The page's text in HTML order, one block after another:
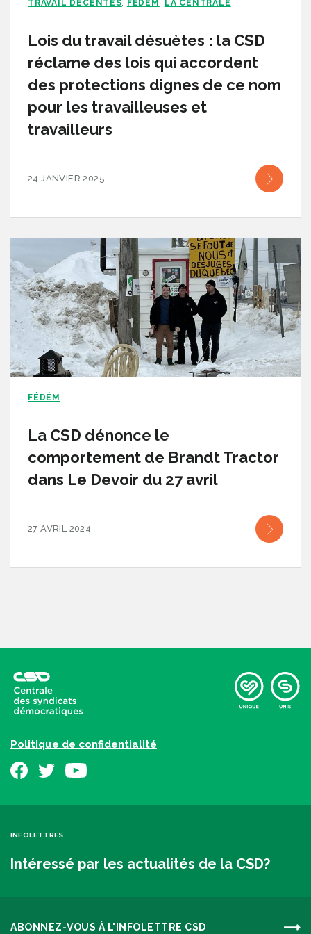
TRAVAIL DÉCENTES
FÉDÉM LA CENTRALE
Lois du travail désuètes : la CSD
réclame des lois qui accordent
des protections dignes de ce nom
pour les travailleuses et
travailleurs
24 JANVIER 2025
FÉDÉM
La CSD dénonce le
comportement de Brandt Tractor
dans Le Devoir du 27 avril
27 AVRIL 2024
Politique de confidentialité
INFOLETTRES
Intéressé par les actualités de la CSD?
ABONNEZ-VOUS À L'INFOLETTRE CSD